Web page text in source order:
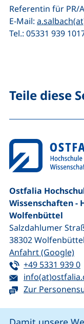
Referentin für PR/
E-Mail:
Tel.: 05331 939
Teile diese
Ostfalia
Wissenschaften -
Wolfenbüttel
Salzdahlumer
38302Wolfenbüttel
Anfahrt (Google)
Tel:
+49 5331 939 0
E-Mail:
Zur